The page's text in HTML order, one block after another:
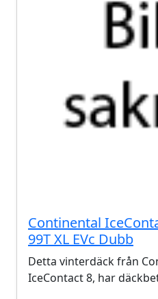
Continental
99T XL EVc Dubb
Detta vinterdäck från
IceContact 8, har